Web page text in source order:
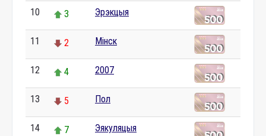
10 3 Эрэкцыя
11 2 Мінск
12 4 2007
13 5 Пол
14 7 Эякуляцыя